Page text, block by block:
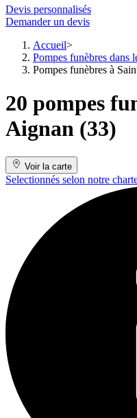
Devis personnalisés
Demander un devis
Accueil
Pompes funèbres dans
Pompes funèbres à
20 pompes
Aignan (33)
Voir la carte
Selectionnés selon notre